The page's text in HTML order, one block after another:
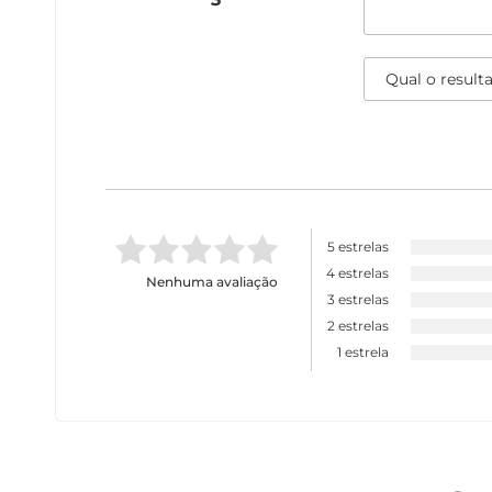
Nenhuma avaliação
5 estrelas
4 estrelas
3 estrelas
2 estrelas
1 estrela